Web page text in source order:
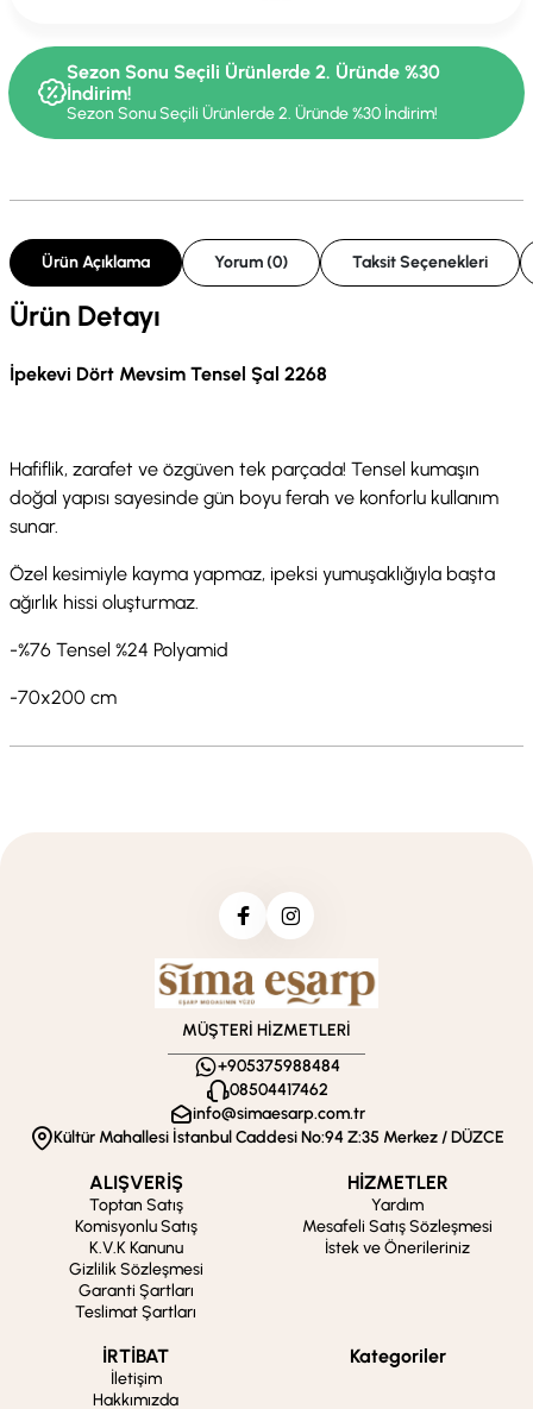
Sezon Sonu Seçili Ürünlerde 2. Üründe %30
İndirim!
Sezon Sonu Seçili Ürünlerde 2. Üründe %30 İndirim!
Ürün Açıklama Yorum (0) Taksit Seçenekleri
Ürün Detayı
İpekevi Dört Mevsim Tensel Şal 2268
Hafiflik, zarafet ve özgüven tek parçada! Tensel kumaşın
doğal yapısı sayesinde gün boyu ferah ve konforlu kullanım
sunar.
Özel kesimiyle kayma yapmaz, ipeksi yumuşaklığıyla başta
ağırlık hissi oluşturmaz.
-%76 Tensel %24 Polyamid
-70x200 cm
MÜŞTERİ HİZMETLERİ
+905375988484
08504417462
info@simaesarp.com.tr
Kültür Mahallesi İstanbul Caddesi No:94 Z:35 Merkez / DÜZCE
ALIŞVERİŞ
Toptan Satış
Komisyonlu Satış
K.V.K Kanunu
Gizlilik Sözleşmesi
Garanti Şartları
Teslimat Şartları
HİZMETLER
Yardım
Mesafeli Satış Sözleşmesi
İstek ve Önerileriniz
İRTİBAT
İletişim
Hakkımızda
Kategoriler